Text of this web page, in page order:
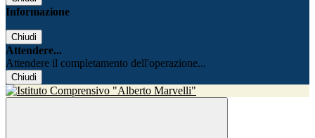
Informazione
Chiudi
Attendere...
Attendere il completamento dell'operazione...
Chiudi